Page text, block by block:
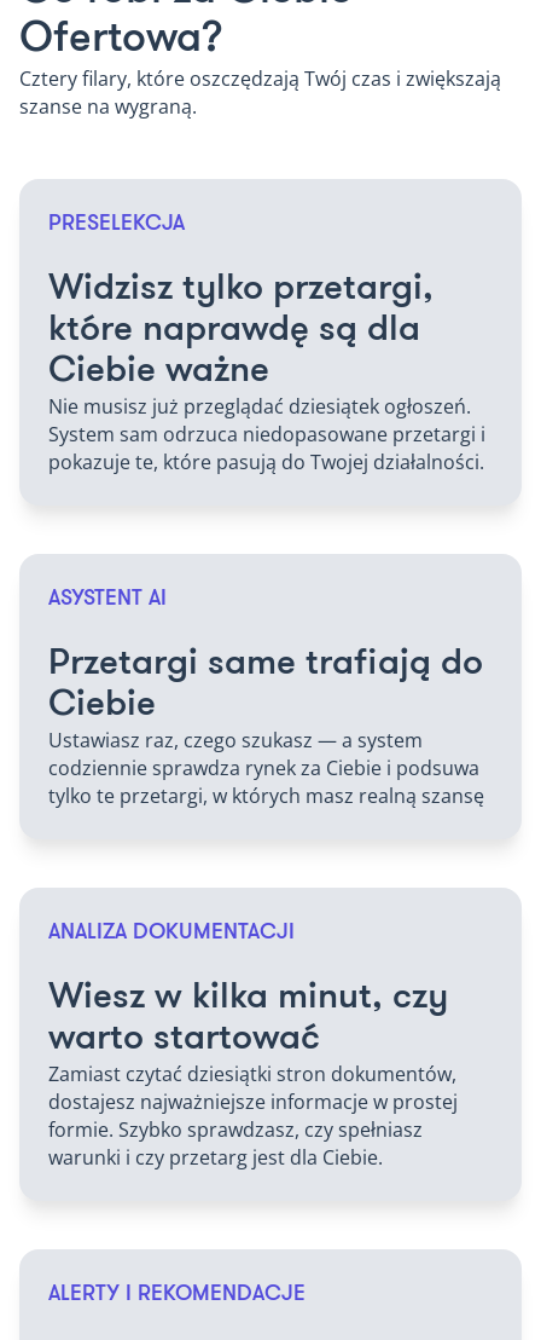
Ofertowa?
Cztery filary, które oszczędzają Twój czas i zwiększają
szanse na wygraną.
PRESELEKCJA
Widzisz tylko przetargi,
które naprawdę są dla
Ciebie ważne
Nie musisz już przeglądać dziesiątek ogłoszeń.
System sam odrzuca niedopasowane przetargi i
pokazuje te, które pasują do Twojej działalności.
ASYSTENT AI
Przetargi same trafiają do
Ciebie
Ustawiasz raz, czego szukasz — a system
codziennie sprawdza rynek za Ciebie i podsuwa
tylko te przetargi, w których masz realną szansę
ANALIZA DOKUMENTACJI
Wiesz w kilka minut, czy
warto startować
Zamiast czytać dziesiątki stron dokumentów,
dostajesz najważniejsze informacje w prostej
formie. Szybko sprawdzasz, czy spełniasz
warunki i czy przetarg jest dla Ciebie.
ALERTY I REKOMENDACJE